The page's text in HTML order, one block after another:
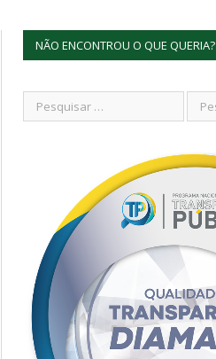
NÃO ENCONTROU O QUE QUERIA?